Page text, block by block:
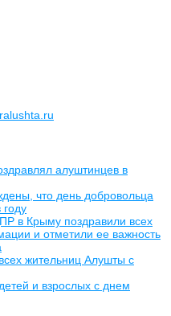
алуштинцев в
что день добровольца
в Крыму поздравили всех
и отметили ее важность
жительниц Алушты с
и взрослых с днем